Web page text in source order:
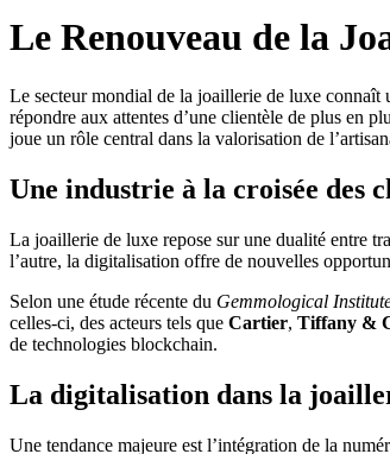
Le Renouveau de la
Le secteur mondial de la joaillerie de luxe connaît
répondre aux attentes d’une clientèle de plus en
joue un rôle central dans la valorisation de
Une industrie à la croisée des
La joaillerie de luxe repose sur une dualité entre
l’autre, la digitalisation offre de nouvelles
Selon une étude récente du Gemmological
celles-ci, des acteurs tels que Cartier, Tiffany &
de technologies blockchain.
La digitalisation dans la
Une tendance majeure est l’intégration de la